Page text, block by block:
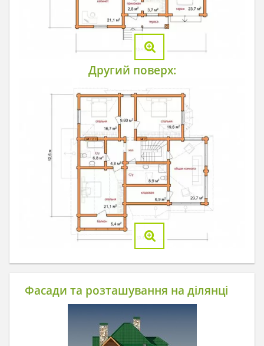
Другий поверх:
Фасади та розташування на ділянці